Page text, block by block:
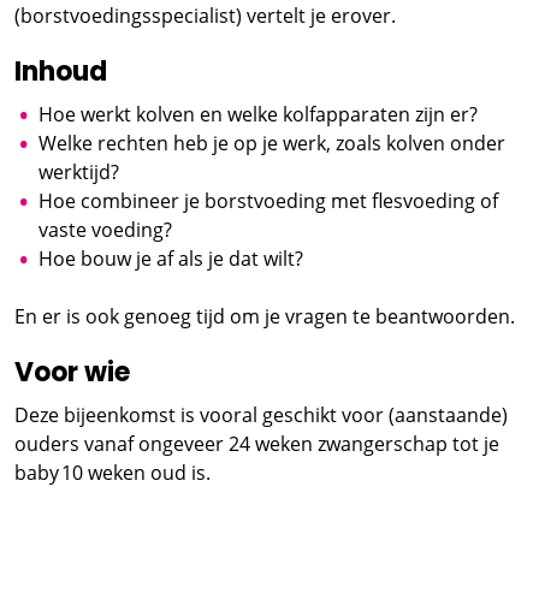
(borstvoedingsspecialist) vertelt je erover.
Inhoud
Hoe werkt kolven en welke kolfapparaten zijn er?
Welke rechten heb je op je werk, zoals kolven onder
werktijd?
Hoe combineer je borstvoeding met flesvoeding of
vaste voeding?
Hoe bouw je af als je dat wilt?
En er is ook genoeg tijd om je vragen te beantwoorden.
Voor wie
Deze bijeenkomst is vooral geschikt voor (aanstaande)
ouders vanaf ongeveer 24 weken zwangerschap tot je
baby 10 weken oud is.